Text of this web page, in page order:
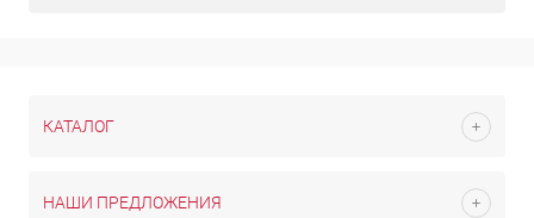
КАТАЛОГ
НАШИ ПРЕДЛОЖЕНИЯ